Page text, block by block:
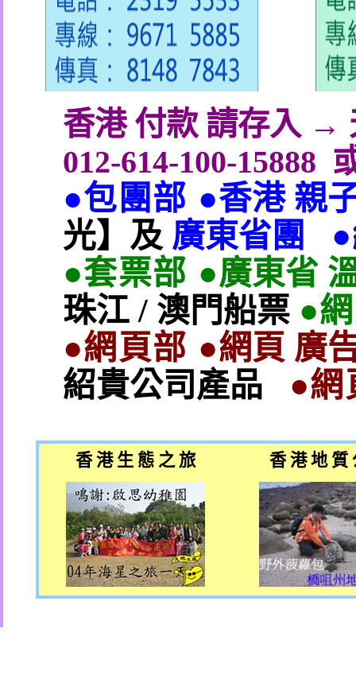
香港 付款 請存入 →
012-614-100-15888
●包團部 ●香港 親
光】及 廣東省團
●套票部 ●廣東省
珠江/ 澳門船票 ●
●網頁部 ●網頁 廣
紹貴公司產品
●網
香 港 生 態 之 旅 香 港 地 質